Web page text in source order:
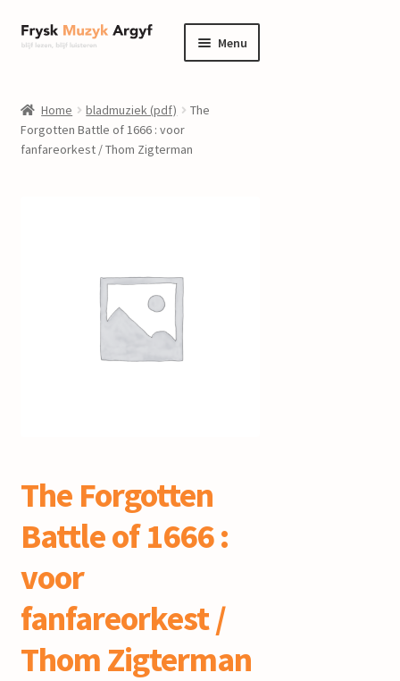
Ga
door
navigatie
Ga
naar
inhoud
Menu
informatie
Home bladmuziek (pdf)
The
Forgotten Battle of 1666 : voor
fanfareorkest / Thom Zigterman
The Forgotten
Battle of 1666 :
voor
fanfareorkest /
Thom Zigterman